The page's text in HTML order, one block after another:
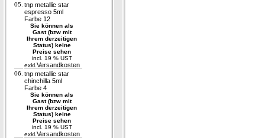
05. tnp metallic star
espresso 5ml
Farbe 12
Sie können als
Gast (bzw mit
Ihrem derzeitigen
Status) keine
Preise sehen
incl. 19 % UST
exkl. Versandkosten
06. tnp metallic star
chinchilla 5ml
Farbe 4
Sie können als
Gast (bzw mit
Ihrem derzeitigen
Status) keine
Preise sehen
incl. 19 % UST
exkl. Versandkosten